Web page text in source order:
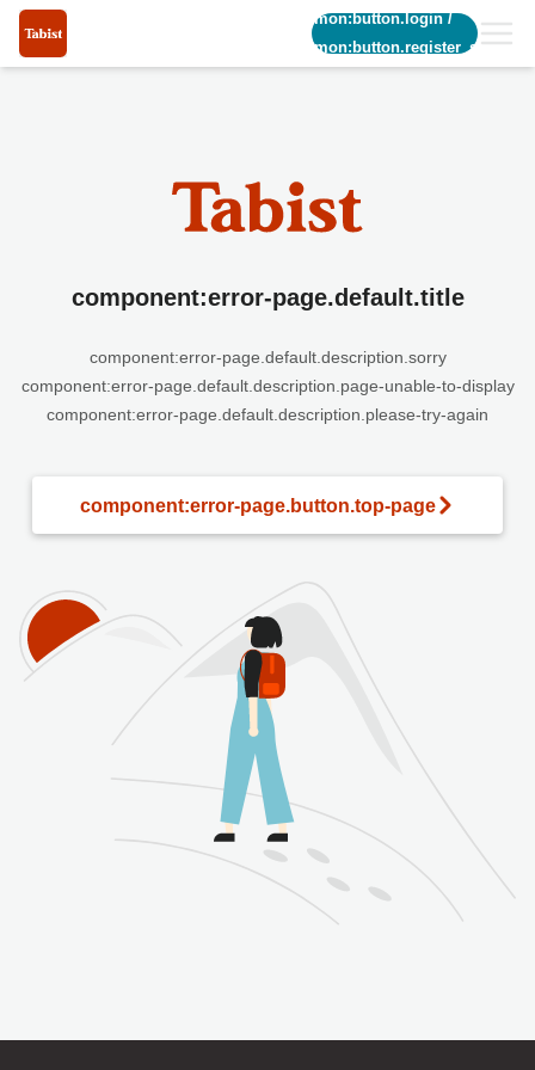
common:button.login/
common:button.register_short
component:error-page.default.title
component:error-page.default.description.sorry
component:error-page.default.description.page-unable-to-display
component:error-page.default.description.please-try-again
component:error-page.button.top-page